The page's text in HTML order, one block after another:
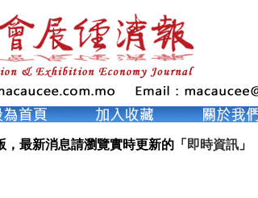
，最新消息請瀏覽實時更新的「 即時資訊」